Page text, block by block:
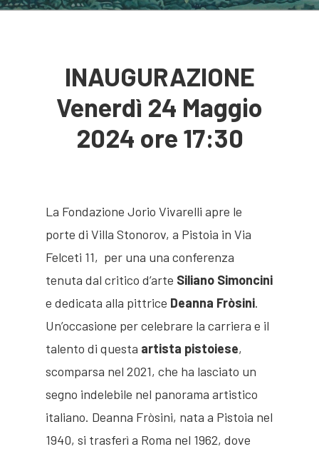
INAUGURAZIONE
Venerdì 24 Maggio
2024 ore 17:30
La Fondazione Jorio Vivarelli apre le
porte di Villa Stonorov, a Pistoia in Via
Felceti 11, per una una conferenza
tenuta dal critico d’arte Siliano Simoncini
e dedicata alla pittrice Deanna Fròsini.
Un’occasione per celebrare la carriera e il
talento di questa artista pistoiese,
scomparsa nel 2021, che ha lasciato un
segno indelebile nel panorama artistico
italiano. Deanna Fròsini, nata a Pistoia nel
1940, si trasferì a Roma nel 1962, dove